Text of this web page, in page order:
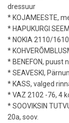
dressuur
* KOJAMEESTE,
* HAPUKURGI
* NOKIA 2110/
*
* BENEFON, puust
* SEAVESKI,
* KASS, valged
* VAZ 2102 -76, 4
* SOOVIKSIN
20a, soov.